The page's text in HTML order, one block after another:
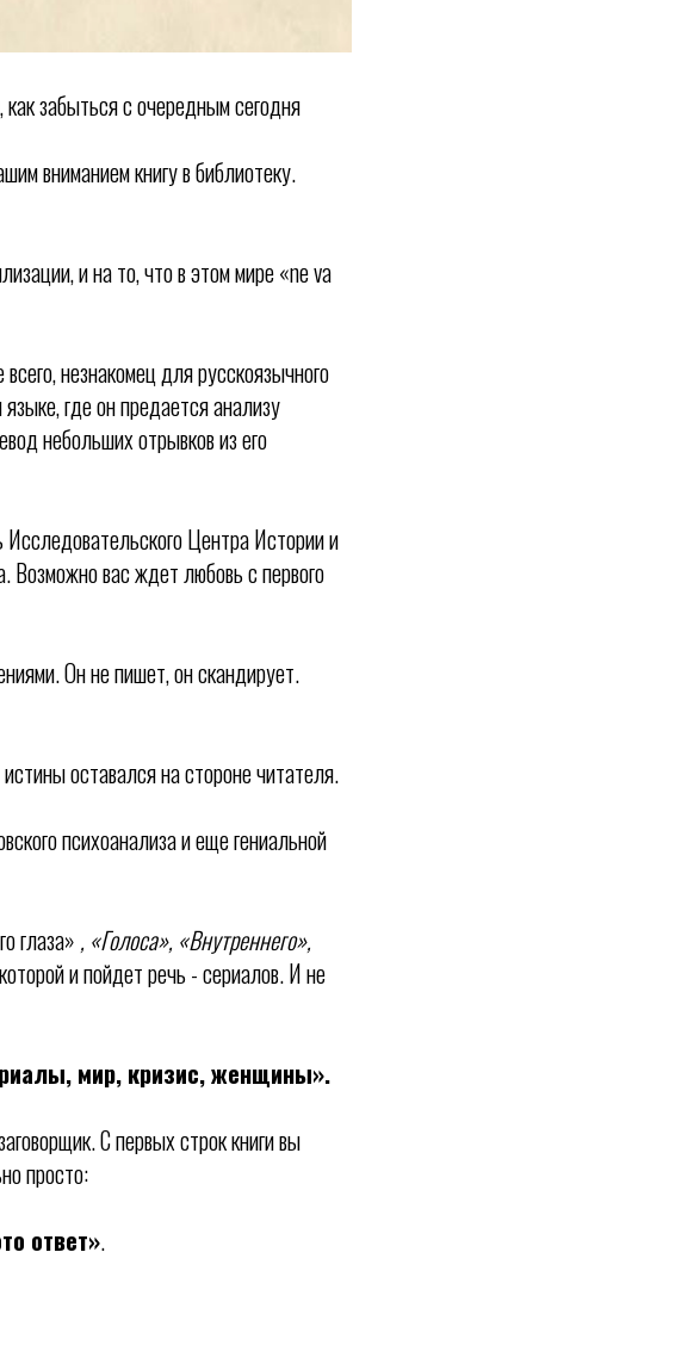
забыться с очередным сегодня
вниманием книгу в библиотеку.
и на то, что в этом мире «ne va
незнакомец для русскоязычного
где он предается анализу
небольших отрывков из его
Центра Истории и
Возможно вас ждет любовь с первого
Он не пишет, он скандирует.
оставался на стороне читателя.
психоанализа и еще гениальной
глаза» , «Голоса», «Внутреннего»,
и пойдет речь - сериалов. И не
мир, кризис, женщины».
С первых строк книги вы
просто:
ответ».